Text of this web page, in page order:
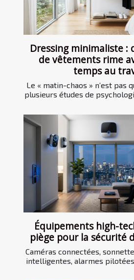
Dressing minimaliste :
de vêtements rime
temps au
Le « matin-chaos » n’est pas
plusieurs études de
Équipements high-
piège pour la sécurité
Caméras connectées,
intelligentes, alarmes pilotées